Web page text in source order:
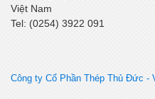
Việt Nam
Tel: (0254) 3922 091
Công ty Cổ Phần Thép Thủ Đức -